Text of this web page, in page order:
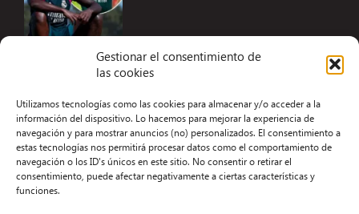
Gestionar el consentimiento de
las cookies
Utilizamos tecnologías como las cookies para almacenar y/o acceder a la
información del dispositivo. Lo hacemos para mejorar la experiencia de
navegación y para mostrar anuncios (no) personalizados. El consentimiento a
estas tecnologías nos permitirá procesar datos como el comportamiento de
navegación o los ID's únicos en este sitio. No consentir o retirar el
consentimiento, puede afectar negativamente a ciertas características y
funciones.
Aviso Legal
Términos y condiciones
Política de privacidad